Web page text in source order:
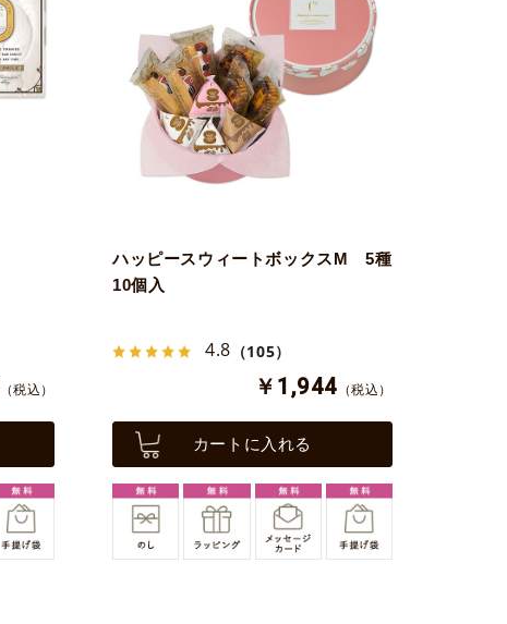
（税込）
ハッピースウィートボックスM 5種
10個入
4.8 （105）
￥1,944 （税込）
カートに入れる